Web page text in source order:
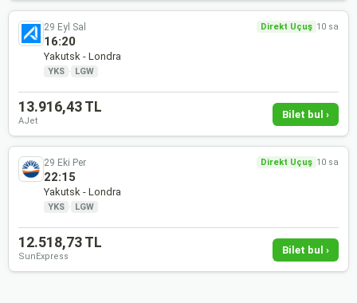
29 Eyl Sal Direkt Uçuş 10 sa
16:20
Yakutsk - Londra
YKS · LGW
13.916,43 TL
AJet
Bilet bul ›
29 Eki Per Direkt Uçuş 10 sa
22:15
Yakutsk - Londra
YKS · LGW
12.518,73 TL
SunExpress
Bilet bul ›